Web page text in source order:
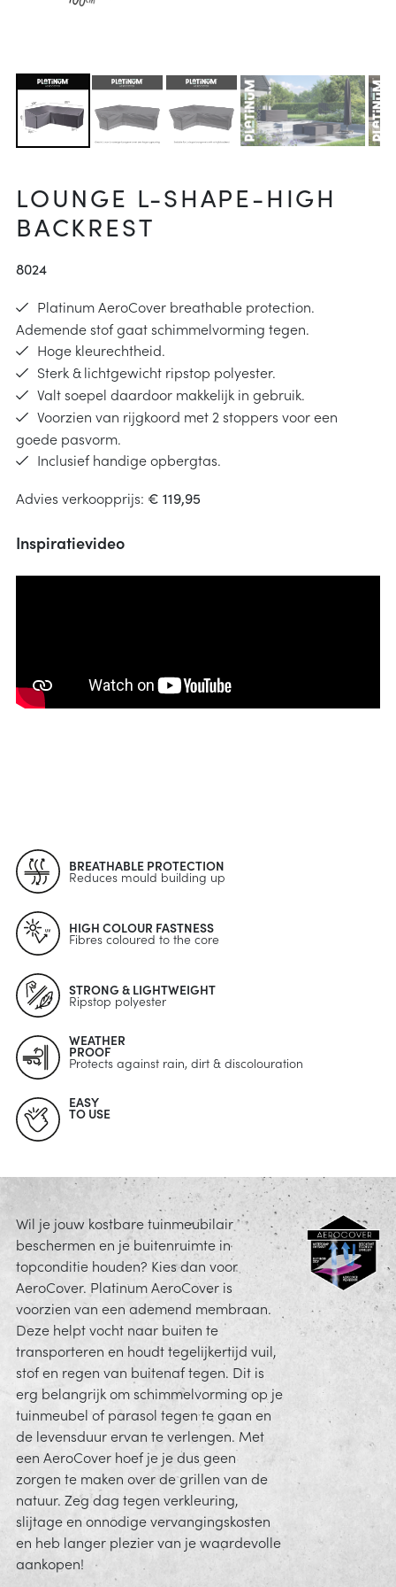
kiezen
LOUNGE L-SHAPE-HIGH
BACKREST
8024
Platinum AeroCover breathable protection.
Ademende stof gaat schimmelvorming tegen.
Hoge kleurechtheid.
Sterk & lichtgewicht ripstop polyester.
Valt soepel daardoor makkelijk in gebruik.
Voorzien van rijgkoord met 2 stoppers voor een
goede pasvorm.
Inclusief handige opbergtas.
Advies verkoopprijs: € 119,95
Inspiratievideo
BREATHABLE PROTECTION
Reduces mould building up
HIGH COLOUR FASTNESS
Fibres coloured to the core
STRONG & LIGHTWEIGHT
Ripstop polyester
WEATHER
PROOF
Protects against rain, dirt & discolouration
EASY
TO USE
Wil je jouw kostbare tuinmeubilair
beschermen en je buitenruimte in
topconditie houden? Kies dan voor
AeroCover. Platinum AeroCover is
voorzien van een ademend membraan.
Deze helpt vocht naar buiten te
transporteren en houdt tegelijkertijd vuil,
stof en regen van buitenaf tegen. Dit is
erg belangrijk om schimmelvorming op je
tuinmeubel of parasol tegen te gaan en
de levensduur ervan te verlengen. Met
een AeroCover hoef je je dus geen
zorgen te maken over de grillen van de
natuur. Zeg dag tegen verkleuring,
slijtage en onnodige vervangingskosten
en heb langer plezier van je waardevolle
aankopen!